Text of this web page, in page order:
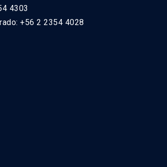
4303
+56 2 2354 4028